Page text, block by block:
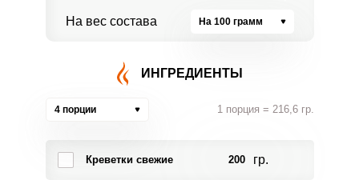
На вес состава На 100 грамм
ИНГРЕДИЕНТЫ
4 порции 1 порция = 216,6 гр.
Креветки свежие 200 гр.